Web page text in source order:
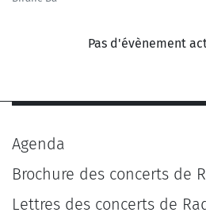
Pas d'évènement
Agenda
Brochure des concerts de
Lettres des concerts de